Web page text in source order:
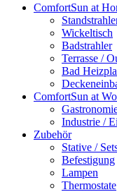
ComfortSun at
Wickeltisch
Badstrahler
Terrasse /
Bad
ComfortSun at
Industrie /
Zubehör
Stative /
Befestigung
Lampen
Thermostate